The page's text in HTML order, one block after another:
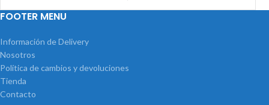
FOOTER MENU
Información de Delivery
Nosotros
Política de cambios y devoluciones
Tienda
Contacto